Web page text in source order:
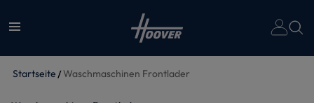
Startseite Waschmaschinen Frontlader